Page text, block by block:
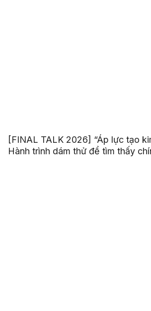
[FINAL TALK 2026] “Áp lực tạo
Hành trình dám thử để tìm thấy